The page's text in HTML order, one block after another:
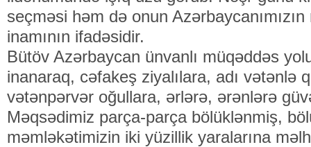
seçməsi həm də onun
inamının ifadəsidir.
Bütöv Azərbaycan ünvanlı müqəddəs
inanaraq, cəfakeş ziyalılara, adı vətənlə
vətənpərvər oğullara, ərlərə, ərənlərə
Məqsədimiz parça-parça bölüklənmiş,
məmləkətimizin iki yüzillik yaralarına